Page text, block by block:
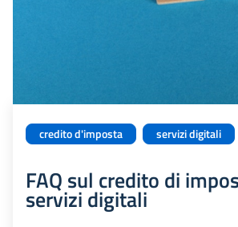
credito d'imposta servizi digitali
FAQ sul credito di
servizi digitali